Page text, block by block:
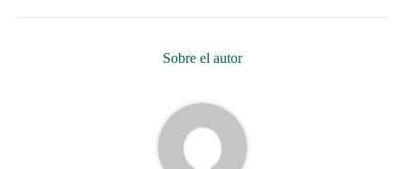
Sobre el autor